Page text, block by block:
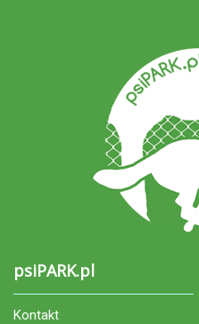
psiPARK.pl
Kontakt